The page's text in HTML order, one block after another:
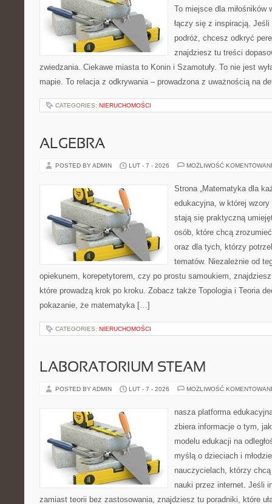
To miejsce dla miłośników
łączy się z inspiracją.
podróż, chcesz odkryć
znajdziesz tu treści
zwiedzania. Ciekawe miasta to Konin i Szamotuły. To nie jest
mapie. To relacja z odkrywania – prowadzona z uważnością na
CATEGORIES: NIERUCHOMOŚCI
ALGEBRA
POSTED BY ADMIN LUT - 7 - 2026 MOŻLIWOŚĆ
Strona „Matematyka dla
edukacyjna, w której
stają się praktyczną
osób, które chcą
oraz dla tych, którzy
tematów. Niezależnie od
opiekunem, korepetytorem, czy po prostu samoukiem,
które prowadzą krok po kroku. Zobacz także Topologia i Teoria
pokazanie, że matematyka […]
CATEGORIES: NIERUCHOMOŚCI
LABORATORIUM STEAM
POSTED BY ADMIN LUT - 7 - 2026 MOŻLIWOŚĆ
nasza platforma
zbiera informacje o tym,
modelu edukacji na
myślą o dzieciach i
nauczycielach, którzy
nauki przez internet. Jeśli
zamiast teorii bez zastosowania, znajdziesz tu poradniki, które